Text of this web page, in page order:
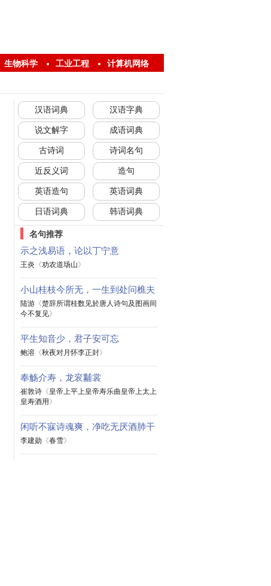
生物科学 工业工程 计算机网络
汉语词典 汉语字典
说文解字 成语词典
古诗词 诗词名句
近反义词 造句
英语造句 英语词典
日语词典 韩语词典
名句推荐
示之浅易语，论以丁宁意
王炎 《劝农道场山》
小山桂枝今所无，一生到处问樵夫
陆游《楚辞所谓桂数见於唐人诗句及图画间
今不复见》
平生知音少，君子安可忘
鲍溶《秋夜对月怀李正封》
奉觞介寿，龙衮黼裳
崔敦诗《皇帝上平上皇帝寿乐曲皇帝上太上
皇寿酒用 》
闲听不寐诗魂爽，净吃无厌酒肺干
李建勋 《春雪》